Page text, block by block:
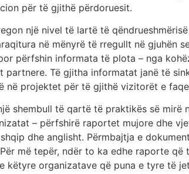
për të gjithë përdoruesit.
një nivel të lartë të
në mënyrë të rregullt në gjuhën
përfshin informata të plota – nga
Të gjitha informatat janë të
në projektet për të gjithë vizitorët e
shembull të qartë të praktikës së
– përfshirë raportet mujore dhe
dhe anglisht. Përmbajtja e
më tepër, ndër to ka edhe raporte
këtyre organizatave që puna e tyre të